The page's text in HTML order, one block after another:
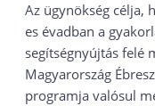
Az ügynökség célja,
es évadban a
segítségnyújtás felé
Magyarország
programja valósul